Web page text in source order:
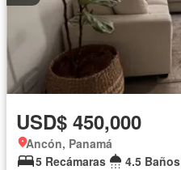
USD$ 450,000
Ancón, Panamá
5 Recámaras
4.5 Baños